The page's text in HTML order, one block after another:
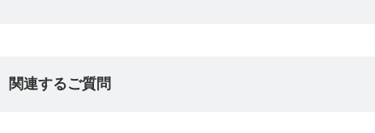
関連するご質問